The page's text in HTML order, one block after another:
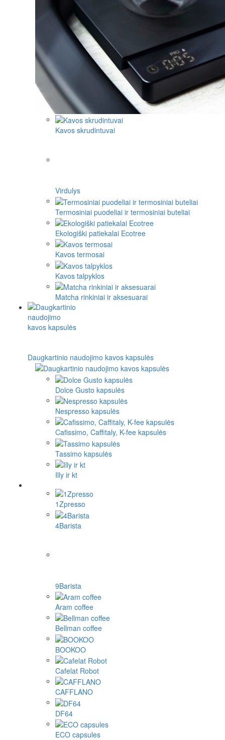
Kavos skrudintuvai
Virdulys
Termosiniai puodeliai ir termosiniai buteliai
Ekologiški patiekalai Ecotree
Kavos termosai
Kavos talpyklos
Matcha rinkiniai ir aksesuarai
Daugkartinio naudojimo kavos kapsulės
Dolce Gusto kapsulės
Nespresso kapsulės
Cafissimo, Caffitaly, K-fee kapsulės
Tassimo kapsulės
Illy ir kt
1Zpresso
4Barista
9Barista
Aram coffee
Bellman coffee
BOOKOO
Cafelat Robot
CAFFLANO
DF64
ECO capsules